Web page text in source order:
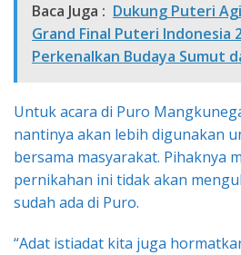
Baca Juga : Dukung Puteri
Grand Final Puteri Indonesia
Perkenalkan Budaya Sumut
Untuk acara di Puro
nantinya akan lebih digunakan
bersama masyarakat. Pihaknya
pernikahan ini tidak akan
sudah ada di Puro.
“Adat istiadat kita juga